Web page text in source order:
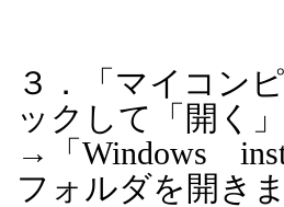
３．「マイコン
ックして「開く
→「 Windows
フォルダを開きま